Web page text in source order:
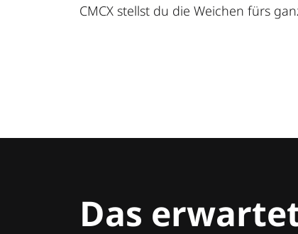
CMCX stellst du die Weichen fürs
Das